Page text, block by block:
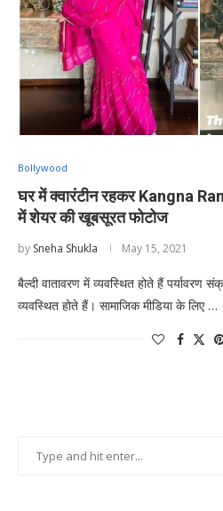
Bollywood
घर में क्वारंटीन रहकर Kangna
में शेयर की खूबसूरत फोटोज
by Sneha Shukla May 15, 2021
बैल्दी वातावरण में व्यवस्थित होते हैं पर्यावरण
व्यवस्थित होते हैं। सामाजिक मीडिया के लिए …